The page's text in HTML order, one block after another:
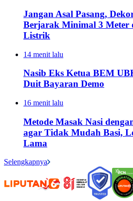
Jangan Asal Pasang,
Berjarak Minimal 3 Meter
Listrik
14 menit lalu
Nasib Eks Ketua BEM
Duit Bayaran Demo
16 menit lalu
Metode Masak Nasi
agar Tidak Mudah Basi,
Lama
Selengkapnya